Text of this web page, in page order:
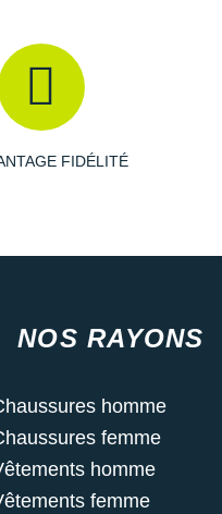
FIDÉLITÉ
NOS RAYONS
homme
femme
homme
femme